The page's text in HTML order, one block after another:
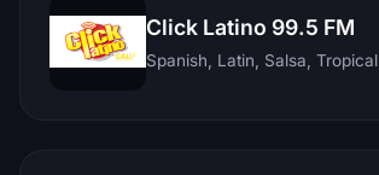
Click Latino 99.5 FM
Spanish, Latin, Salsa, Tropical